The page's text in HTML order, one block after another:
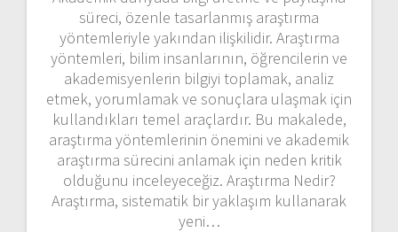
süreci, özenle tasarlanmış araştırma
yöntemleriyle yakından ilişkilidir. Araştırma
yöntemleri, bilim insanlarının, öğrencilerin ve
akademisyenlerin bilgiyi toplamak, analiz
etmek, yorumlamak ve sonuçlara ulaşmak için
kullandıkları temel araçlardır. Bu makalede,
araştırma yöntemlerinin önemini ve akademik
araştırma sürecini anlamak için neden kritik
olduğunu inceleyeceğiz. Araştırma Nedir?
Araştırma, sistematik bir yaklaşım kullanarak
yeni…